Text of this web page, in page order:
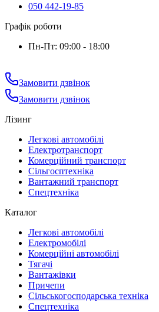
050 442-19-85
Графік роботи
Пн-Пт: 09:00 - 18:00
Замовити дзвінок
Замовити дзвінок
Лізинг
Легкові автомобілі
Електротранспорт
Комерційний транспорт
Сільгосптехніка
Вантажний транспорт
Спецтехніка
Каталог
Легкові автомобілі
Електромобілі
Комерційні автомобілі
Тягачі
Вантажівки
Причепи
Сільськогосподарська техніка
Спецтехніка